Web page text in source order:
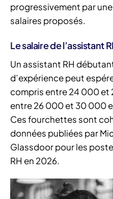
progressivement par
salaires proposés.
Le salaire de l’assistant
Un assistant RH
d’expérience peut
compris entre 24 000 et
entre 26 000 et 30 000
Ces fourchettes sont
données publiées par
Glassdoor pour les
RH en 2026.